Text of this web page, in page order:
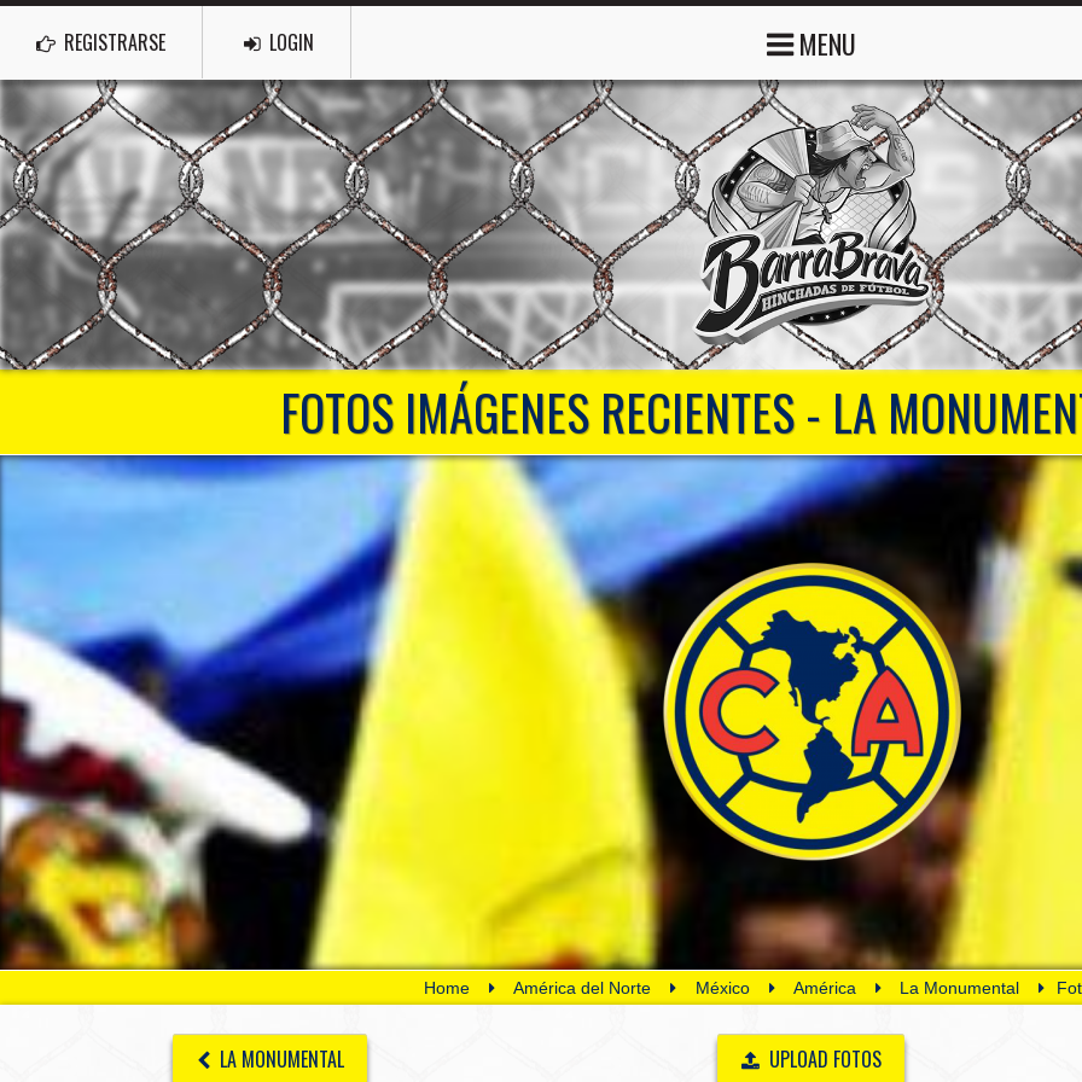
REGISTRARSE LOGIN MENU
FOTOS IMÁGENES RECIENTES - LA
Home América del Norte México América La Monumental
LA MONUMENTAL UPLOAD FOTOS